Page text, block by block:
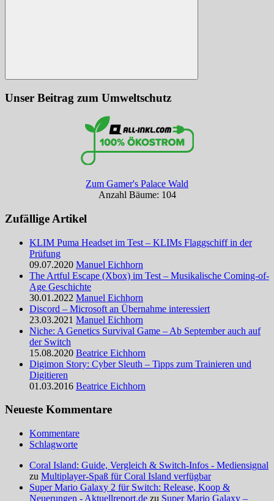
Suchen
Unser Beitrag zum Umweltschutz
Zum Gamer's Palace Wald
Anzahl Bäume: 104
Zufällige Artikel
KLIM Puma Headset im Test – KLIMs Flaggschiff in der
Prüfung
09.07.2020 Manuel Eichhorn
The Artful Escape (Xbox) im Test – Musikalische Coming-of-
Age Geschichte
30.01.2022 Manuel Eichhorn
Discord – Microsoft an Übernahme interessiert
23.03.2021 Manuel Eichhorn
Niche: A Genetics Survival Game – Ab September auch auf
der Switch
15.08.2020 Beatrice Eichhorn
Digimon Story: Cyber Sleuth – Tipps zum Trainieren und
Digitieren
01.03.2016 Beatrice Eichhorn
Neueste Kommentare
Kommentare
Schlagworte
Coral Island: Guide, Vergleich & Switch-Infos - Mediensignal
zu Multiplayer-Spaß für Coral Island verfügbar
Super Mario Galaxy 2 für Switch: Release, Koop &
Neuerungen - Aktuellreport.de zu Super Mario Galaxy –